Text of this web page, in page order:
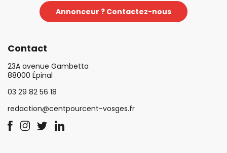
Annonceur ? Contactez-nous
Contact
23A avenue Gambetta
88000 Épinal
03 29 82 56 18
redaction@centpourcent-vosges.fr